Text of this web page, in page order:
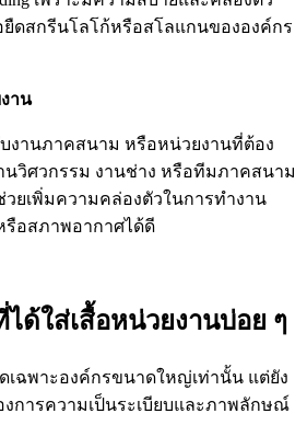
ดสกรีนโลโก้หรือสโลแกนขององค์กร
าน
งานภาคสนาม หรือหน่วยงานที่ต้อง
นวิศวกรรม งานช่าง หรือทีมภาคสนาม
วยเพิ่มความคล่องตัวในการทำงาน
รือสภาพอากาศได้ดี
ด้ใส่เสื้อหน่วยงานบ่อย ๆ
เฉพาะองค์กรขนาดใหญ่เท่านั้น แต่ยัง
การความเป็นระเบียบและภาพลักษณ์